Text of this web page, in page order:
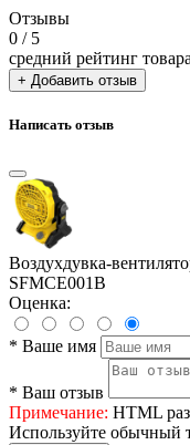
Отзывы
0 / 5
средний рейтинг товара
+ Добавить отзыв
Написать отзыв
Воздухдувка-
SFMCE001B
Оценка:
* Ваше имя
* Ваш отзыв
Примечание: HTML
Используйте обычный